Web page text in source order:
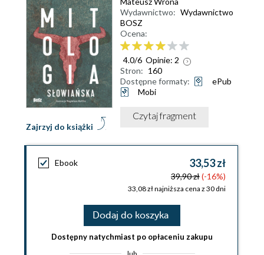
Zajrzyj do książki
Wydawnictwo: Wydawnictwo
BOSZ
Ocena:
4.0/6 Opinie: 2
Stron: 160
Dostępne formaty:
ePub
Mobi
Czytaj fragment
Ebook 33,53 zł
39,90 zł(-16%)
33,08 zł najniższa cena z 30 dni
Dodaj do koszyka
Dostępny natychmiast po opłaceniu zakupu